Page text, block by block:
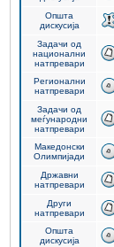
Општа
дискусија
Задачи од
национални
натпревари
Регионални
натпревари
Задачи од
меѓународни
натпревари
Македонски
Олимпијади
Државни
натпревари
Други
натпревари
Општа
дискусија